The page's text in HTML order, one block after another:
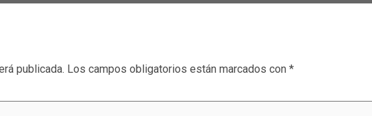
publicada. Los campos obligatorios están marcados con *